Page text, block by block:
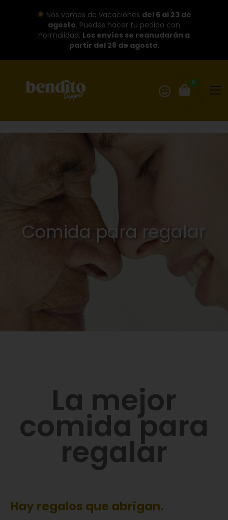
Nos vamos de vacaciones del 6 al 23 de
agosto. Puedes hacer tu pedido con
normalidad. Los envíos se reanudarán a
partir del 28 de agosto.
0
Comida para regalar
La mejor
comida para
regalar
Hay regalos que abrigan.